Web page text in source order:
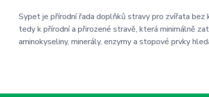
Sypet je přírodní řada doplňků stravy pro zvířata
tedy k přírodní a přirozené stravě, která minimálně
aminokyseliny, minerály, enzymy a stopové prvky